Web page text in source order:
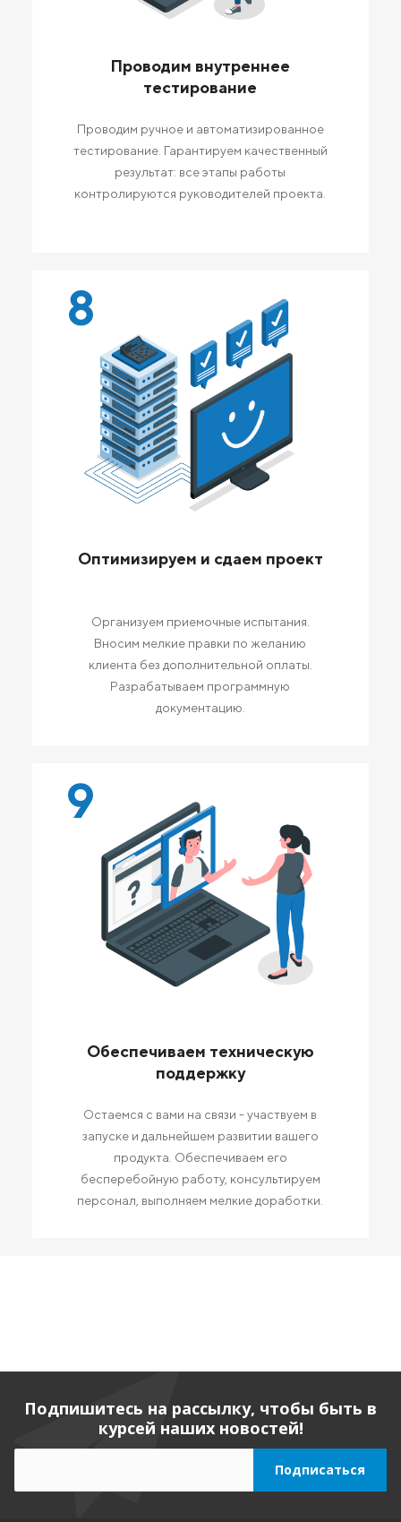
Проводим внутреннее
тестирование
Проводим ручное и автоматизированное
тестирование. Гарантируем качественный
результат: все этапы работы
контролируются руководителей проекта.
8
Оптимизируем и сдаем проект
Организуем приемочные испытания.
Вносим мелкие правки по желанию
клиента без дополнительной оплаты.
Разрабатываем программную
документацию.
9
Обеспечиваем техническую
поддержку
Остаемся с вами на связи - участвуем в
запуске и дальнейшем развитии вашего
продукта. Обеспечиваем его
бесперебойную работу, консультируем
персонал, выполняем мелкие доработки.
Подпишитесь на рассылку, чтобы быть в
курсей наших новостей!